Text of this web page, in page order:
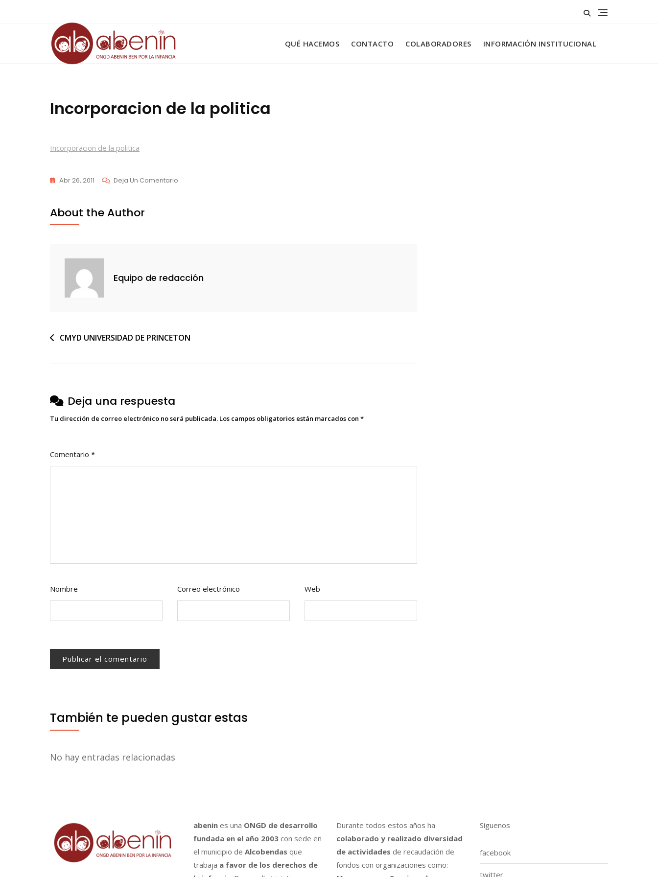
QUÉ HACEMOS
CONTACTO COLABORADORES INFORMACIÓN INSTITUCIONAL
Incorporacion de la politica
Incorporacion de la politica
Abr 26, 2011 Deja Un Comentario
About the Author
Equipo de redacción
Navegación
CMYD UNIVERSIDAD DE PRINCETON
Deja una respuesta
Tu dirección de correo electrónico no será publicada. Los campos obligatorios están marcados con *
Comentario *
Nombre Correo electrónico Web
También te pueden gustar estas
No hay entradas relacionadas
abenines una ONGD de desarrollo
fundada en el año 2003con sede en
el municipio de Alcobendas que
trabaja a favor de los derechos de
Durante todos estos años ha
colaborado y realizado diversidad
de actividades de recaudación de
fondos con organizaciones como:
Síguenos
facebook
twitter